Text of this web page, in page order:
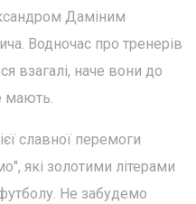
Даміним
Водночас про тренерів
взагалі, наче вони до
мають.
славної перемоги
які золотими літерами
Не забудемо